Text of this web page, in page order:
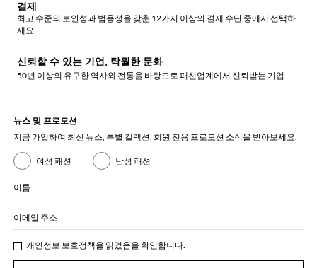
결제
최고 수준의 보안성과 범용성을 갖춘 12가지 이상의 결제 수단 중에서 선택하
세요.
신뢰할 수 있는 기업, 탁월한 문화
50년 이상의 유구한 역사와 전통을 바탕으로 패션업계에서 신뢰받는 기업
뉴스 및 프로모션
지금 가입하여 최신 뉴스, 특별 컬렉션, 회원 전용 프로모션 소식을 받아보세요.
여성 패션 남성 패션
이름
이메일 주소
개인정보 보호정책을 읽었음을 확인합니다.